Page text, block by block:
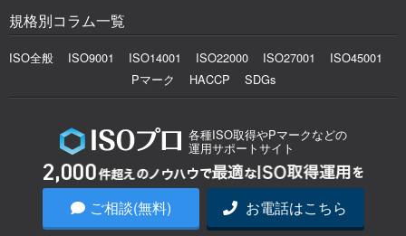
規格別コラム一覧
ISO全般 ISO9001 ISO14001 ISO22000 ISO27001
ISO45001
Pマーク
HACCP SDGs
各種ISO取得やPマークなどの
運用サポートサイト
お知らせ一覧 運営会社概要 利用規約
プライバシーポリシー
© 2016-2026, ISO PRO, Inc
ご相談(無料) お電話はこちら